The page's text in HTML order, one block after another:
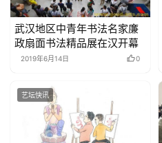
武汉地区中青年书法名家廉
政扇面书法精品展在汉开幕
2019年6月14日 0
艺坛快讯